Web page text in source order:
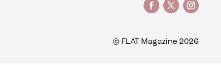
© FLAT Magazine 2026